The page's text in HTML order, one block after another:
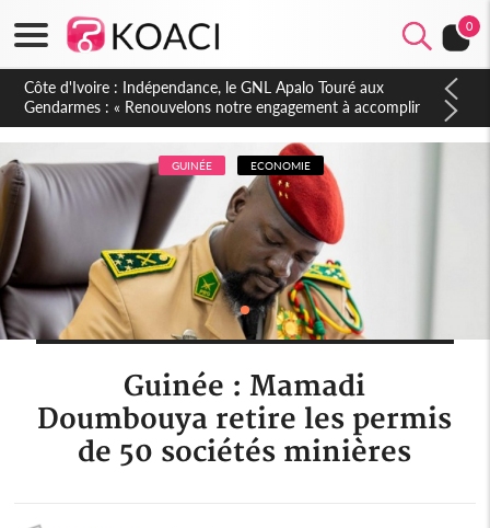
0
GUINÉE ECONOMIE
Guinée : Mamadi
Doumbouya retire les permis
de 50 sociétés minières